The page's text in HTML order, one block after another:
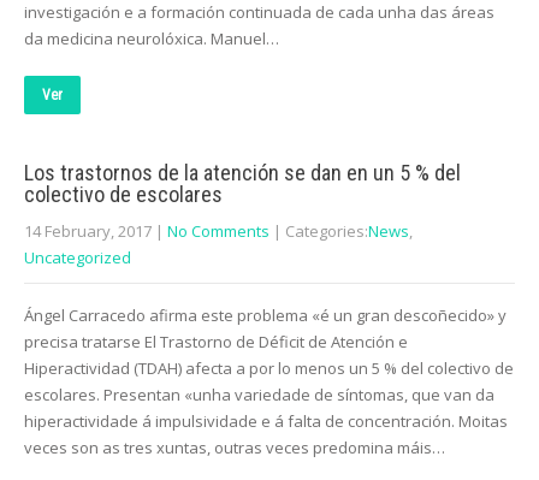
investigación e a formación continuada de cada unha das áreas
da medicina neurolóxica. Manuel…
Ver
Los trastornos de la atención se dan en un 5 % del
colectivo de escolares
14 February, 2017 | No Comments | Categories:News,
Uncategorized
Ángel Carracedo afirma este problema «é un gran descoñecido» y
precisa tratarse El Trastorno de Déficit de Atención e
Hiperactividad (TDAH) afecta a por lo menos un 5 % del colectivo de
escolares. Presentan «unha variedade de síntomas, que van da
hiperactividade á impulsividade e á falta de concentración. Moitas
veces son as tres xuntas, outras veces predomina máis…